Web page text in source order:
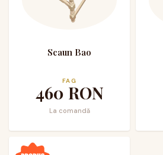
Scaun Bao
FAG
460 RON
La comandă